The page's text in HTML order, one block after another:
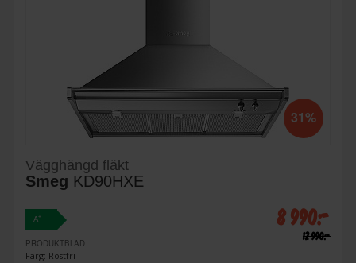
31%
Vägghängd fläkt
Smeg KD90HXE
A+
PRODUKTBLAD
Färg: Rostfri
8 990:-
12 990:-